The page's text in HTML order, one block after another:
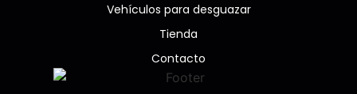
Vehículos para desguazar
Tienda
Contacto